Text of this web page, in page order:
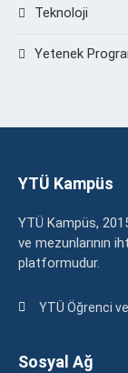
Teknoloji
Yetenek
YTÜ Kampüs
YTÜ Kampüs,
ve mezunlarının
platformudur.
YTÜ Öğrenci
Sosyal Ağ